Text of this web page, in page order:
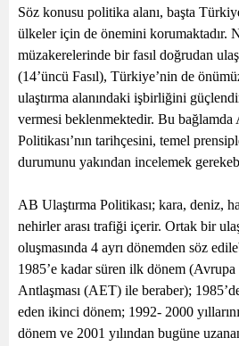
Söz konusu politika alanı, başta
ülkeler için de önemini korumaktadır.
müzakerelerinde bir fasıl doğrudan
(14’üncü Fasıl), Türkiye’nin de
ulaştırma alanındaki işbirliğini
vermesi beklenmektedir. Bu bağlamda
Politikası’nın tarihçesini, temel
durumunu yakından incelemek
AB Ulaştırma Politikası; kara, deniz,
nehirler arası trafiği içerir. Ortak bir
oluşmasında 4 ayrı dönemden söz
1985’e kadar süren ilk dönem
Antlaşması (AET) ile beraber);
eden ikinci dönem; 1992- 2000
dönem ve 2001 yılından bugüne